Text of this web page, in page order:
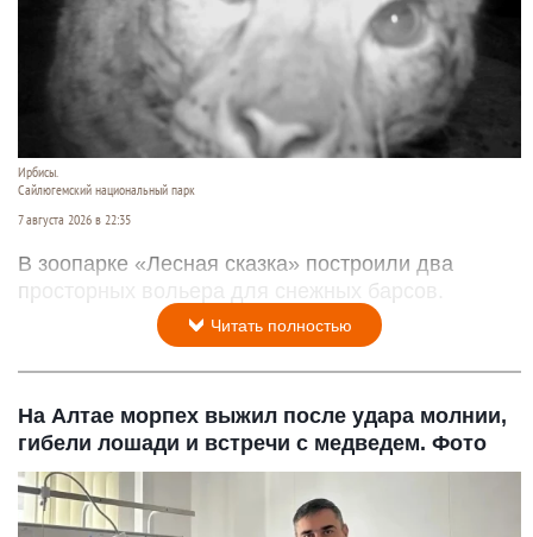
Ирбисы.
Сайлюгемский национальный парк
7 августа 2026 в 22:35
В зоопарке «Лесная сказка» построили два
просторных вольера для снежных барсов.
Читать полностью
На Алтае морпех выжил после удара молнии,
гибели лошади и встречи с медведем. Фото